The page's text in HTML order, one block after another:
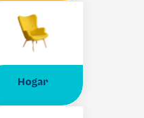
Hogar